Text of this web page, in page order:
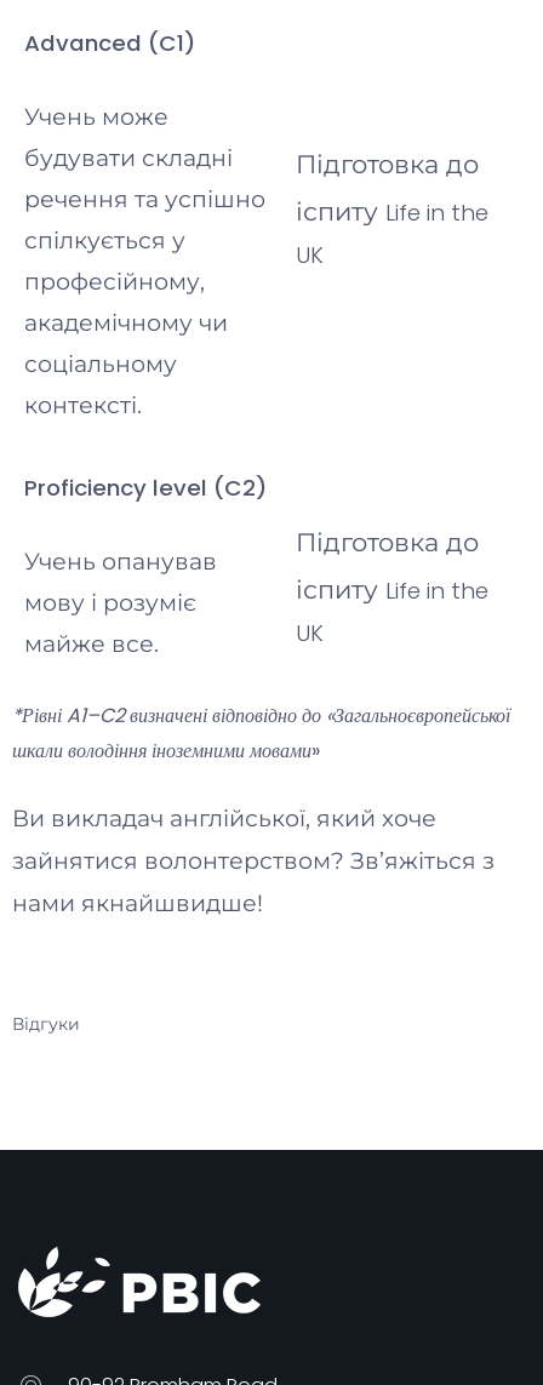
Advanced (C1)
Учень може
будувати складні
речення та успішно
спілкується у
професійному,
академічному чи
соціальному
контексті.
Підготовка до
іспиту Life in the
UK
Proficiency level (C2)
Учень опанував
мову і розуміє
майже все.
Підготовка до
іспиту Life in the
UK
*Рівні A1–C2 визначені відповідно до «Загальноєвропейської
шкали володіння іноземними мовами»
Ви викладач англійської, який хоче
зайнятися волонтерством? Зв’яжіться з
нами якнайшвидше!
Відгуки